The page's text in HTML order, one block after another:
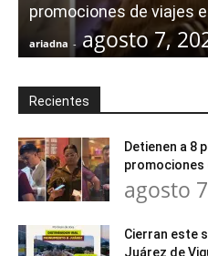
promociones de viajes
ariadna - agosto 7,
Recientes
Detienen a 8
promociones
agosto
Cierran este
Juárez de